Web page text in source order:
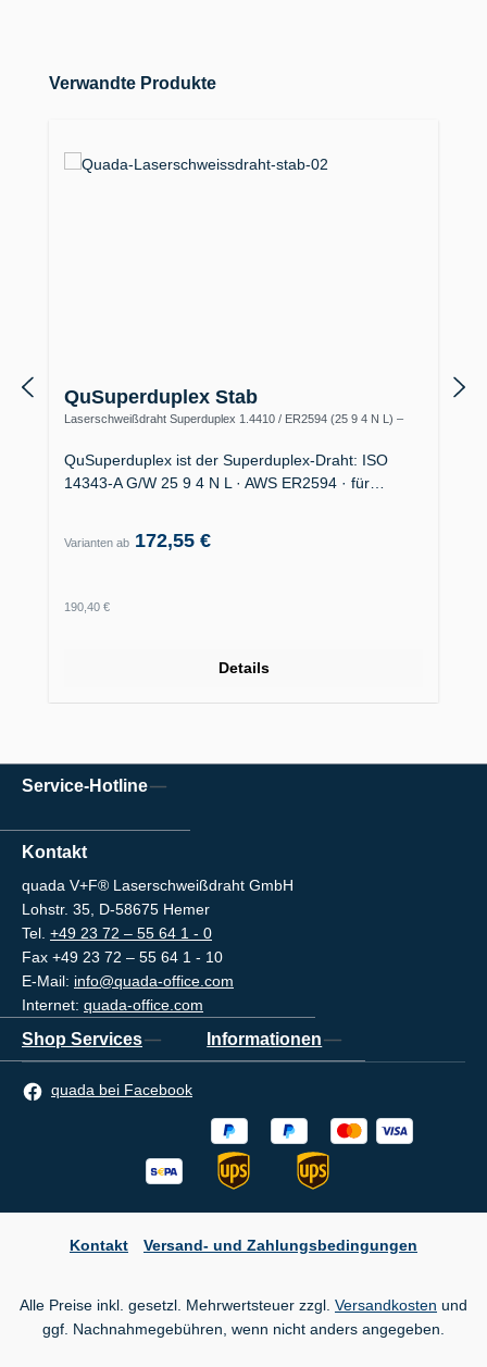
Produktgalerie überspringen
Verwandte Produkte
QuSuperduplex Stab
Laserschweißdraht Superduplex 1.4410 / ER2594 (25 9 4 N L) –
QuSuperduplex ist der Superduplex-Draht: ISO
14343-A G/W 25 9 4 N L · AWS ER2594 · für…
Varianten ab 172,55 €
Regulärer Preis:
190,40 €
Details
Service-Hotline
Kontakt
quada V+F® Laserschweißdraht GmbH
Lohstr. 35, D-58675 Hemer
Tel. +49 23 72 – 55 64 1 - 0
Fax +49 23 72 – 55 64 1 - 10
E-Mail: info@quada-office.com
Internet: quada-office.com
Shop Services Informationen
quada bei Facebook
Kontakt Versand- und Zahlungsbedingungen
Alle Preise inkl. gesetzl. Mehrwertsteuer zzgl. Versandkosten und
ggf. Nachnahmegebühren, wenn nicht anders angegeben.